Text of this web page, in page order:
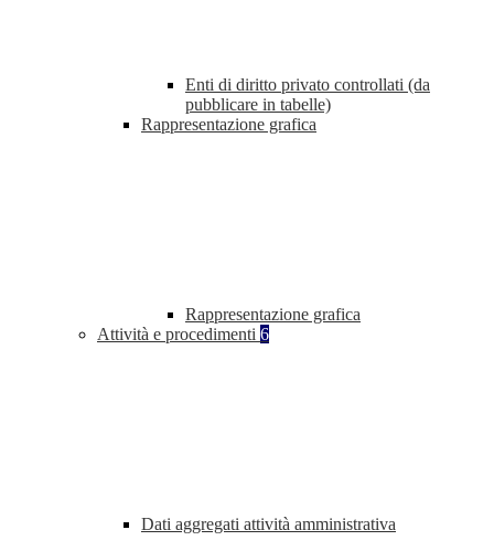
Enti di diritto privato controllati (da
pubblicare in tabelle)
Rappresentazione grafica
Rappresentazione grafica
Attività e procedimenti 6
Dati aggregati attività amministrativa